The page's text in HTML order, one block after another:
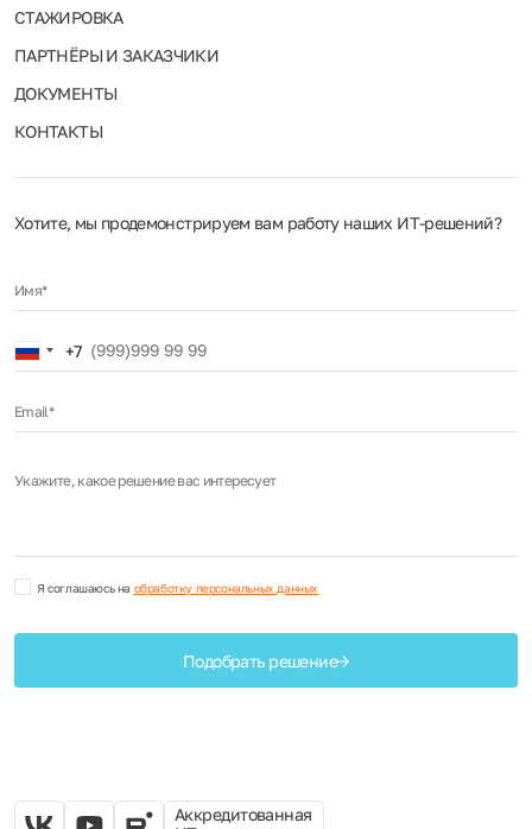
СТАЖИРОВКА
ПАРТНЁРЫ И ЗАКАЗЧИКИ
ДОКУМЕНТЫ
КОНТАКТЫ
Хотите, мы продемонстрируем вам работу наших ИТ‑решений?
Имя*
Russia
+7
+7
Email*
Укажите, какое решение вас интересует
Я соглашаюсь на обработку персональных данных
Подобрать решение
Аккредитованная